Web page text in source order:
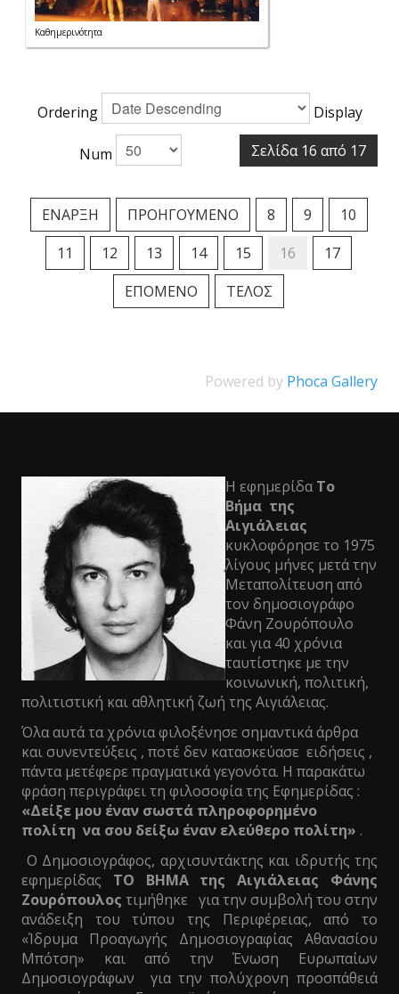
Καθημερινότητα
Ordering Display
Num Σελίδα 16 από 17
ΈΝΑΡΞΗ ΠΡΟΗΓΟΎΜΕΝΟ 8 9
10
11
12 13 14 15 16
17
ΕΠΌΜΕΝΟ
ΤΈΛΟΣ
Powered by Phoca Gallery
Η εφημερίδαΤο
Βήμα της
Αιγιάλειας
κυκλοφόρησε το 1975
λίγους μήνες μετά την
Μεταπολίτευση από
τον δημοσιογράφο
Φάνη Ζουρόπουλο
και για 40 χρόνια
ταυτίστηκε με την
κοινωνική, πολιτική,
πολιτιστική και αθλητική ζωή της Αιγιάλειας.
Όλα αυτά τα χρόνια φιλοξένησε σημαντικά άρθρα
και συνεντεύξεις , ποτέ δεν κατασκεύασε ειδήσεις ,
πάντα μετέφερε πραγματικά γεγονότα. Η παρακάτω
φράση περιγράφει τη φιλοσοφία της Εφημερίδας :
«Δείξε μου έναν σωστά πληροφορημένο
πολίτη να σου δείξω έναν ελεύθερο πολίτη» .
Ο Δημοσιογράφος, αρχισυντάκτης και ιδρυτής της
εφημερίδας ΤΟ ΒΗΜΑ της Αιγιάλειας Φάνης
Ζουρόπουλος τιμήθηκε για την συμβολή του στην
ανάδειξη του τύπου της Περιφέρειας, από το
«Ίδρυμα Προαγωγής Δημοσιογραφίας Αθανασίου
Μπότση» και από την Ένωση Ευρωπαίων
Δημοσιογράφων για την πολύχρονη προσπάθειά